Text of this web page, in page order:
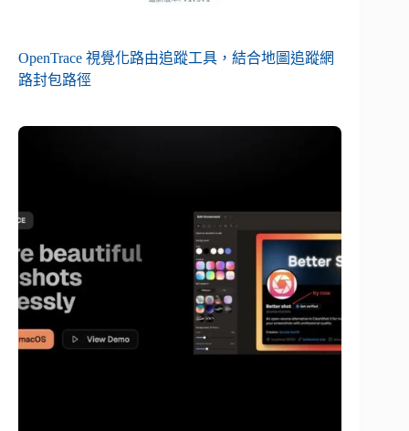
OpenTrace 視覺化路由追蹤工具，結合地圖追蹤網
路封包路徑